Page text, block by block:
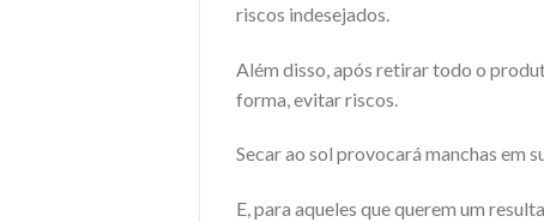
riscos indesejados.
Além disso, após retirar todo o
forma, evitar riscos.
Secar ao sol provocará manchas em
E, para aqueles que querem um